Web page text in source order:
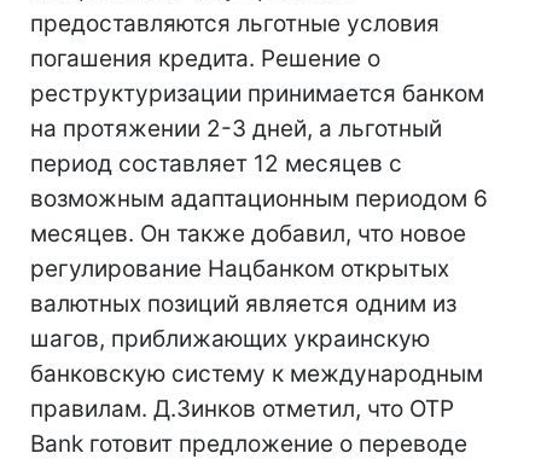
предоставляются льготные условия
погашения кредита. Решение о
реструктуризации принимается банком
на протяжении 2-3 дней, а льготный
период составляет 12 месяцев с
возможным адаптационным периодом 6
месяцев. Он также добавил, что новое
регулирование Нацбанком открытых
валютных позиций является одним из
шагов, приближающих украинскую
банковскую систему к международным
правилам. Д.Зинков отметил, что OTP
Bank готовит предложение о переводе